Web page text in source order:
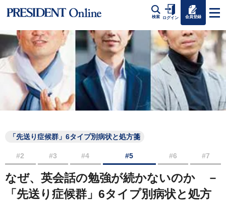
検索 ログイン 会員登録
「先送り症候群」6タイプ別病状と処方箋
#2 #3 #4 #5 #6 #7
なぜ、英会話の勉強が続かないのか －
「先送り症候群」6タイプ別病状と処方